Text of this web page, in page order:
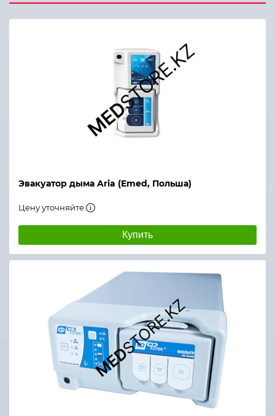
Эвакуатор дыма Aria (Emed, Польша)
Цену уточняйте
Купить